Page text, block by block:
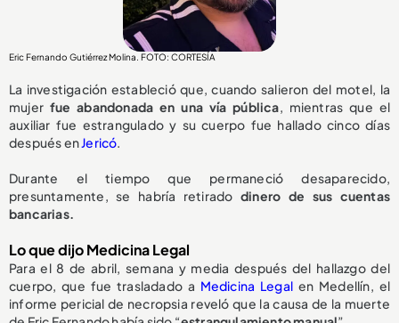
Eric Fernando Gutiérrez Molina. FOTO: CORTESÍA
La investigación estableció que, cuando salieron del motel, la
mujer fue abandonada en una vía pública , mientras que el
auxiliar fue estrangulado y su cuerpo fue hallado cinco días
después en Jericó
Durante el tiempo que permaneció desaparecido,
presuntamente, se habría retirado dinero de sus cuentas
bancarias.
Lo que dijo Medicina Legal
Para el 8 de abril, semana y media después del hallazgo del
cuerpo, que fue trasladado a Medicina Legal en Medellín, el
informe pericial de necropsia reveló que la causa de la muerte